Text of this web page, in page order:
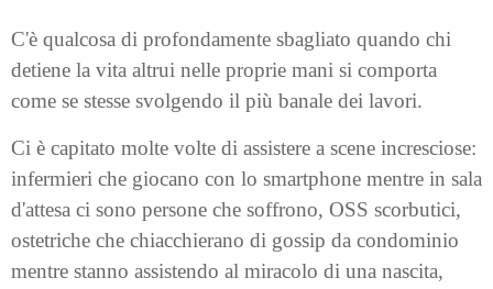
C'è qualcosa di profondamente sbagliato quando chi
detiene la vita altrui nelle proprie mani si comporta
come se stesse svolgendo il più banale dei lavori.
Ci è capitato molte volte di assistere a scene incresciose:
infermieri che giocano con lo smartphone mentre in sala
d'attesa ci sono persone che soffrono, OSS scorbutici,
ostetriche che chiacchierano di gossip da condominio
mentre stanno assistendo al miracolo di una nascita,